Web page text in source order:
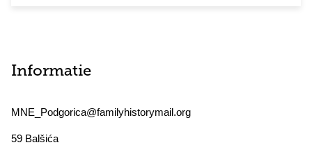
Informatie
MNE_Podgorica@familyhistorymail.org
59 Balšića